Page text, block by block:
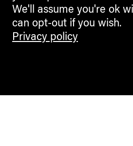
We'll assume you're ok
can opt-out if you wish.
Privacy policy